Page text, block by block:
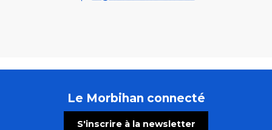
Le Morbihan connecté
S'inscrire à la newsletter